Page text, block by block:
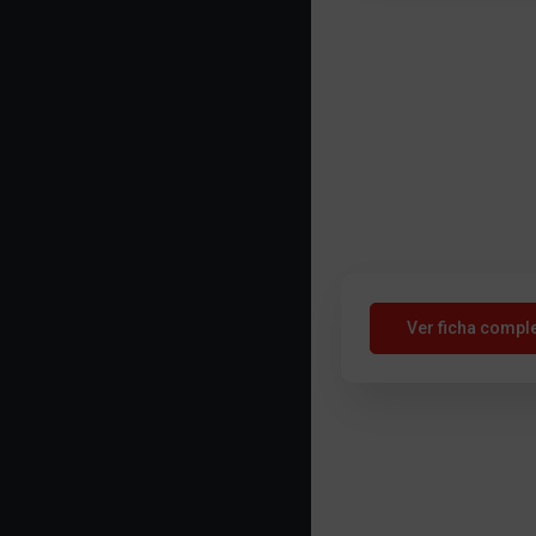
Ver ficha